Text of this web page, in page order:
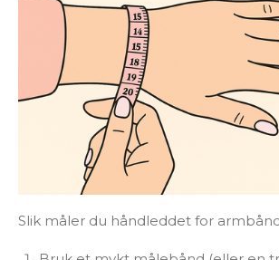
Slik måler du håndleddet for